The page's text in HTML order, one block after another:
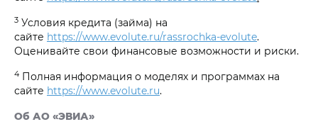
3 Условия кредита (займа) на
сайте https://www.evolute.ru/rassrochka-evolute.
Оценивайте свои финансовые возможности и риски.
4 Полная информация о моделях и программах на
сайте https://www.evolute.ru.
Об АО «ЭВИА»